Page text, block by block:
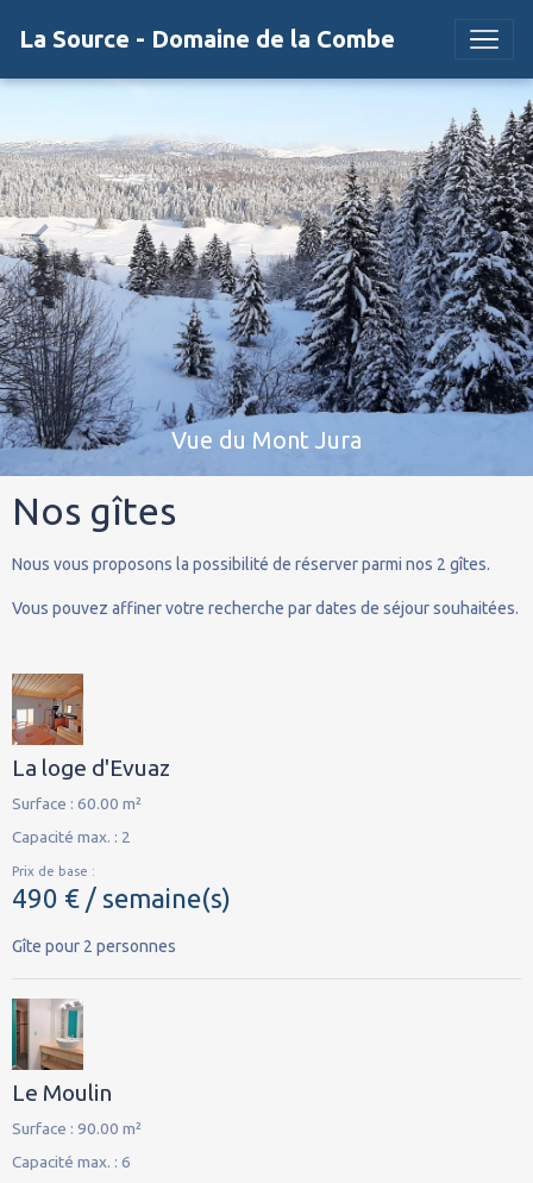
La Source - Domaine de la Combe
Vue du Mont Jura
Nos gîtes
Nous vous proposons la possibilité de réserver parmi nos 2 gîtes.
Vous pouvez affiner votre recherche par dates de séjour souhaitées.
La loge d'Evuaz
Surface : 60.00 m²
Capacité max. : 2
Prix de base :
490 € / semaine(s)
Gîte pour 2 personnes
Le Moulin
Surface : 90.00 m²
Capacité max. : 6